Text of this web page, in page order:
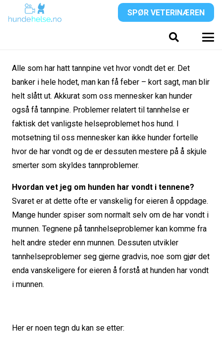
SPØR VETERINÆREN
Alle som har hatt tannpine vet hvor vondt det er. Det
banker i hele hodet, man kan få feber – kort sagt, man blir
helt slått ut. Akkurat som oss mennesker kan hunder
også få tannpine. Problemer relatert til tannhelse er
faktisk det vanligste helseproblemet hos hund. I
motsetning til oss mennesker kan ikke hunder fortelle
hvor de har vondt og de er dessuten mestere på å skjule
smerter som skyldes tannproblemer.
Hvordan vet jeg om hunden har vondt i tennene?
Svaret er at dette ofte er vanskelig for eieren å oppdage.
Mange hunder spiser som normalt selv om de har vondt i
munnen. Tegnene på tannhelseproblemer kan komme fra
helt andre steder enn munnen. Dessuten utvikler
tannhelseproblemer seg gjerne gradvis, noe som gjør det
enda vanskeligere for eieren å forstå at hunden har vondt
i munnen.
Her er noen tegn du kan se etter: